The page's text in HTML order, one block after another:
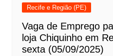
Recife e Região (PE)
Vaga de Emprego
loja Chiquinho em
sexta (05/09/2025)